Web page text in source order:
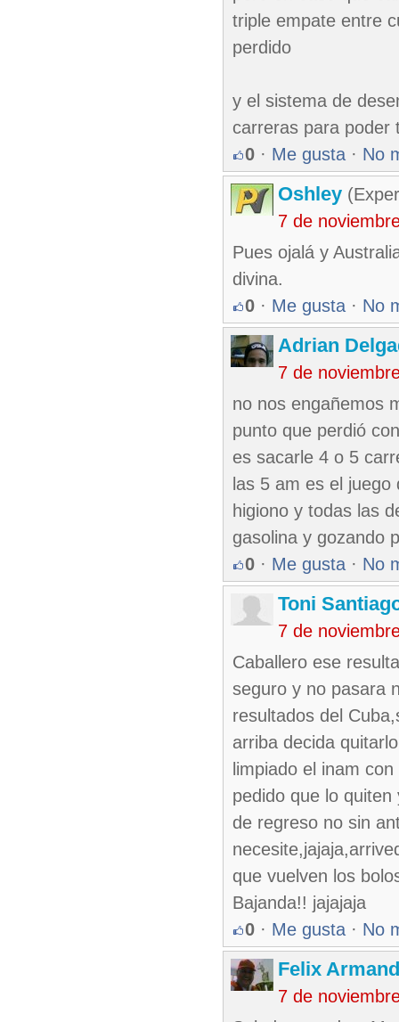
triple empate entre
perdido
y el sistema de
carreras para poder
0 · Me gusta · No
Oshley
7 de
Pues ojalá y
divina.
0 · Me gusta · No
Adrian
7 de
no nos engañemos
punto que perdió
es sacarle 4 o 5
las 5 am es el
higiono y todas las
gasolina y gozando
0 · Me gusta · No
Toni
7 de
Caballero ese
seguro y no pasara
resultados del
arriba decida
limpiado el inam
pedido que lo
de regreso no sin
que vuelven los
Bajanda!! jajajaja
0 · Me gusta · No
Felix
7 de